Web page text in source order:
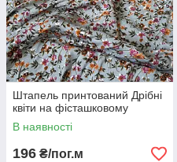
Штапель принтований Дрібні
квіти на фісташковому
В наявності
196 ₴/пог.м